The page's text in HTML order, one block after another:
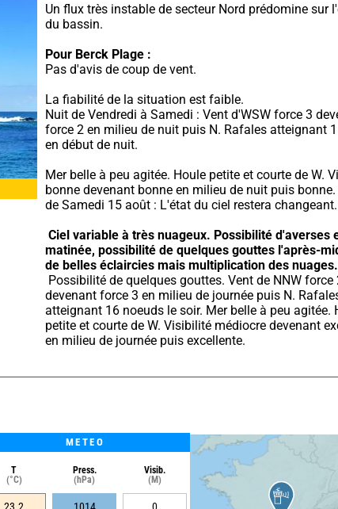
Un flux très instable de secteur Nord prédomine sur
du bassin.
Pour Berck Plage :
Pas d'avis de coup de vent.
La fiabilité de la situation est faible.
Nuit de Vendredi à Samedi : Vent d'WSW force 3
force 2 en milieu de nuit puis N. Rafales atteignant
en début de nuit.
Mer belle à peu agitée. Houle petite et courte de W.
bonne devenant bonne en milieu de nuit puis
de Samedi 15 août : L'état du ciel restera changeant.
Ciel variable à très nuageux. Possibilité d'averses
matinée, possibilité de quelques gouttes l'après-
de belles éclaircies mais multiplication des nuages.
devenant force 3 en milieu de journée puis N.
atteignant 16 noeuds le soir. Mer belle à peu agitée.
petite et courte de W. Visibilité médiocre devenant
en milieu de journée puis excellente.
METEO
T
(°C)
Press.
(hPa)
Visib.
(M)